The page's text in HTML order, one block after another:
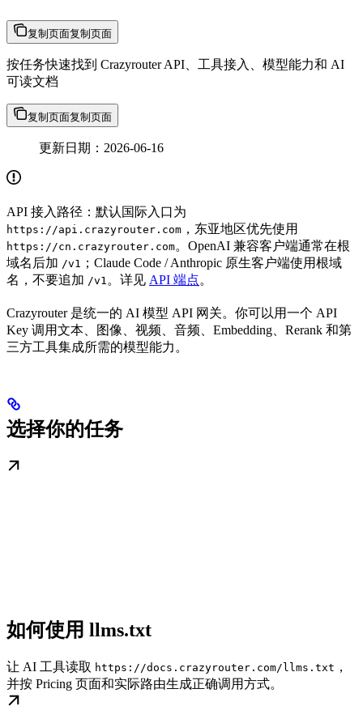
复制页面复制页面
按任务快速找到 Crazyrouter API、工具接入、模型能力和 AI
可读文档
复制页面复制页面
更新日期：2026-06-16
API 接入路径：默认国际入口为
https://api.crazyrouter.com ，东亚地区优先使用
https://cn.crazyrouter.com。OpenAI 兼容客户端通常在根
域名后加 /v1
；Claude Code / Anthropic 原生客户端使用根域
名，不要追加 /v1 。详见 API 端点。
Crazyrouter 是统一的 AI 模型 API 网关。你可以用一个 API
Key 调用文本、图像、视频、音频、Embedding、Rerank 和第
三方工具集成所需的模型能力。
选择你的任务
如何使用 llms.txt
让 AI 工具读取 https://docs.crazyrouter.com/llms.txt ，
并按 Pricing 页面和实际路由生成正确调用方式。